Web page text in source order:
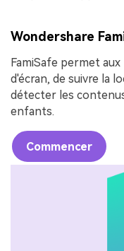
Wondershare
FamiSafe permet
d'écran, de suivre la
détecter les
enfants.
Commencer